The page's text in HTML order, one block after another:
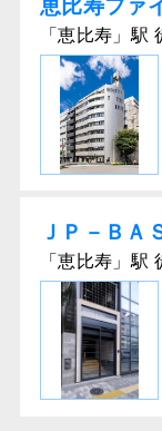
恵比寿ファ
「恵比寿」駅
ＪＰ－ＢＡ
「恵比寿」駅